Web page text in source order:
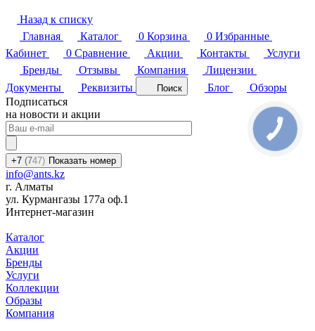
Назад к списку
Главная
Каталог 0 Корзина 0 Избранные
Кабинет
0 Сравнение Акции Контакты
Услуги
Бренды
Отзывы Компания
Лицензии
Документы
Реквизиты Поиск Блог
Обзоры
Подписаться
на новости и акции
+7 (747) Показать номер
info@ants.kz
г. Алматы
ул. Курмангазы 177а оф.1
Интернет-магазин
Каталог
Акции
Бренды
Услуги
Коллекции
Образы
Компания